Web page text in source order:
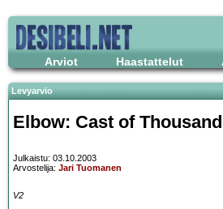
Arviot Haastattelut
Levyarvio
Elbow: Cast of
Julkaistu: 03.10.2003
Arvostelija: Jari Tuomanen
V2